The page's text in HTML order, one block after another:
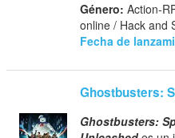
Género: Action-
online / Hack and
Fecha de
Ghostbusters:
Ghostbusters: